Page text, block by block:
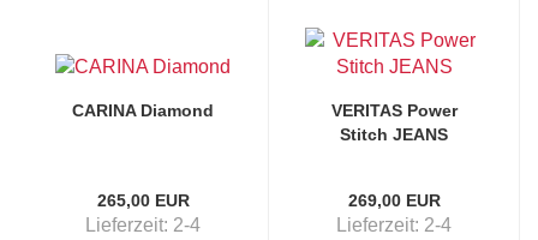
CARINA Diamond
265,00 EUR
Lieferzeit: 2-4
VERITAS Power
Stitch JEANS
269,00 EUR
Lieferzeit: 2-4